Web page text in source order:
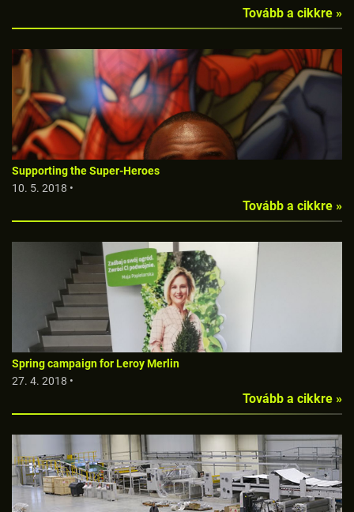
Tovább a cikkre »
Supporting the Super-Heroes
10. 5. 2018 •
Tovább a cikkre »
Spring campaign for Leroy Merlin
27. 4. 2018 •
Tovább a cikkre »